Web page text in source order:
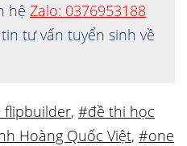
hệ Zalo: 0376953188
tư vấn tuyển sinh về
flipbuilder, #đề thi học
Hoàng Quốc Việt, #one